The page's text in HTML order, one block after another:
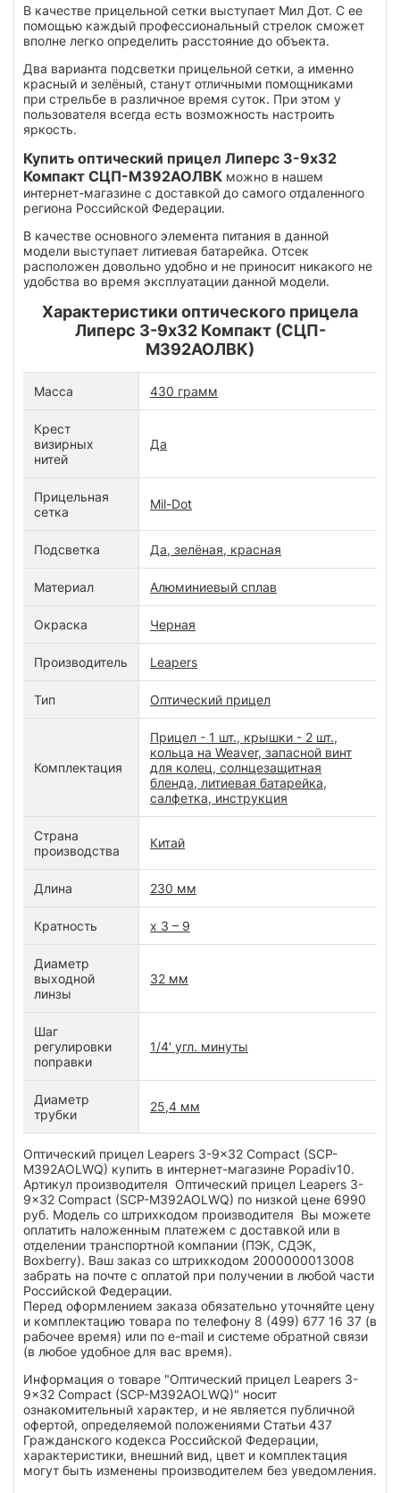
В качестве прицельной сетки выступает Мил Дот. С ее
помощью каждый профессиональный стрелок сможет
вполне легко определить расстояние до объекта.
Два варианта подсветки прицельной сетки, а именно
красный и зелёный, станут отличными помощниками
при стрельбе в различное время суток. При этом у
пользователя всегда есть возможность настроить
яркость.
Купить оптический прицел Липерс 3-9х32
Компакт СЦП-М392АОЛВК можно в нашем
интернет-магазине с доставкой до самого отдаленного
региона Российской Федерации.
В качестве основного элемента питания в данной
модели выступает литиевая батарейка. Отсек
расположен довольно удобно и не приносит никакого не
удобства во время эксплуатации данной модели.
Характеристики оптического прицела
Липерс 3-9х32 Компакт (СЦП-
М392АОЛВК)
Масса 430 грамм
Крест
визирных
нитей
Да
Прицельная
сетка
Mil-Dot
Подсветка Да, зелёная, красная
Материал Алюминиевый сплав
Окраска Черная
Производитель Leapers
Тип Оптический прицел
Комплектация
Прицел - 1 шт., крышки - 2 шт.,
кольца на Weaver, запасной винт
для колец, солнцезащитная
бленда, литиевая батарейка,
салфетка, инструкция
Страна
производства
Китай
Длина 230 мм
Кратность x 3 – 9
Диаметр
выходной
линзы
32 мм
Шаг
регулировки
поправки
1/4' угл. минуты
Диаметр
трубки
25,4 мм
Оптический прицел Leapers 3-9x32 Compact (SCP-
M392AOLWQ) купить в интернет-магазине Popadiv10.
Артикул производителя Оптический прицел Leapers 3-
9x32 Compact (SCP-M392AOLWQ) по низкой цене 6990
руб. Модель со штрихкодом производителя Вы можете
оплатить наложенным платежем с доставкой или в
отделении транспортной компании (ПЭК, СДЭК,
Boxberry). Ваш заказ со штрихкодом 2000000013008
забрать на почте с оплатой при получении в любой части
Российской Федерации.
Перед оформлением заказа обязательно уточняйте цену
и комплектацию товара по телефону 8 (499) 677 16 37 (в
рабочее время) или по e-mail и системе обратной связи
(в любое удобное для вас время).
Информация о товаре "Оптический прицел Leapers 3-
9x32 Compact (SCP-M392AOLWQ)" носит
ознакомительный характер, и не является публичной
офертой, определяемой положениями Статьи 437
Гражданского кодекса Российской Федерации,
характеристики, внешний вид, цвет и комплектация
могут быть изменены производителем без уведомления.